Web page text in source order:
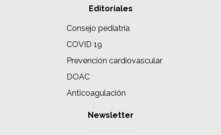
Editoriales
Consejo pediatría
COVID 19
Prevención cardiovascular
DOAC
Anticoagulación
Newsletter